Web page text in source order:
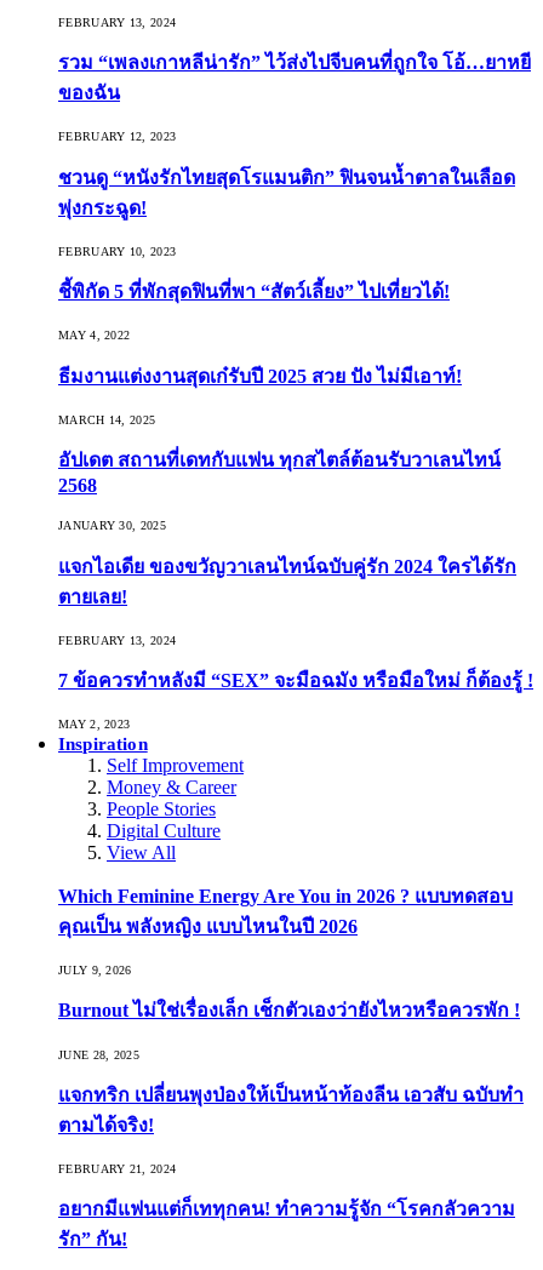
FEBRUARY 13, 2024
รวม “เพลงเกาหลีน่ารัก” ไว้ส่งไปจีบคนที่ถูกใจ โอ้…ยาหยี
ของฉัน
FEBRUARY 12, 2023
ชวนดู “หนังรักไทยสุดโรแมนติก” ฟินจนน้ำตาลในเลือด
พุ่งกระฉูด!
FEBRUARY 10, 2023
ชี้พิกัด 5 ที่พักสุดฟินที่พา “สัตว์เลี้ยง” ไปเที่ยวได้!
MAY 4, 2022
ธีมงานแต่งงานสุดเก๋รับปี 2025 สวย ปัง ไม่มีเอาท์!
MARCH 14, 2025
อัปเดต สถานที่เดทกับแฟน ทุกสไตล์ต้อนรับวาเลนไทน์
2568
JANUARY 30, 2025
แจกไอเดีย ของขวัญวาเลนไทน์ฉบับคู่รัก 2024 ใครได้รัก
ตายเลย!
FEBRUARY 13, 2024
7 ข้อควรทำหลังมี “SEX” จะมือฉมัง หรือมือใหม่ ก็ต้องรู้ !
MAY 2, 2023
Inspiration
Self Improvement
Money & Career
People Stories
Digital Culture
View All
Which Feminine Energy Are You in 2026 ? แบบทดสอบ
คุณเป็น พลังหญิง แบบไหนในปี 2026
JULY 9, 2026
Burnout ไม่ใช่เรื่องเล็ก เช็กตัวเองว่ายังไหวหรือควรพัก !
JUNE 28, 2025
แจกทริก เปลี่ยนพุงป่องให้เป็นหน้าท้องลีน เอวสับ ฉบับทำ
ตามได้จริง!
FEBRUARY 21, 2024
อยากมีแฟนแต่ก็เททุกคน! ทำความรู้จัก “โรคกลัวความ
รัก” กัน!